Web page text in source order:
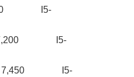
I5-
7,200 I5-
￥7,450 I5-